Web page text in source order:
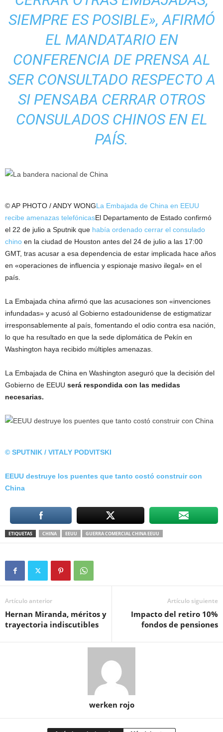
SIEMPRE ES POSIBLE», AFIRMÓ
EL MANDATARIO EN
CONFERENCIA DE PRENSA AL
SER CONSULTADO RESPECTO A
SI PENSABA CERRAR OTROS
CONSULADOS CHINOS EN EL
PAÍS.
© AP PHOTO / ANDY WONGLa Embajada de China en EEUU
recibe amenazas telefónicasEl Departamento de Estado confirmó
el 22 de julio a Sputnik que había ordenado cerrar el consulado
chino en la ciudad de Houston antes del 24 de julio a las 17:00
GMT, tras acusar a esa dependencia de estar implicada hace años
en «operaciones de influencia y espionaje masivo ilegal» en el
país.
La Embajada china afirmó que las acusaciones son «invenciones
infundadas» y acusó al Gobierno estadounidense de estigmatizar
irresponsablemente al país, fomentando el odio contra esa nación,
lo que ha resultado en que la sede diplomática de Pekín en
Washington haya recibido múltiples amenazas.
La Embajada de China en Washington aseguró que la decisión del
Gobierno de EEUU será respondida con las medidas
necesarias.
© SPUTNIK / VITALY PODVITSKI
EEUU destruye los puentes que tanto costó construir con
China
ETIQUETAS CHINA EEUU GUERRA COMERCIAL CHINA EEUU
Artículo anterior
Hernan Miranda, méritos y
trayectoria indiscutibles
Artículo siguiente
Impacto del retiro 10%
fondos de pensiones
werken rojo